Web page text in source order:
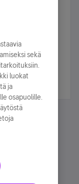
sekä
luokat
ja
osapuolille.